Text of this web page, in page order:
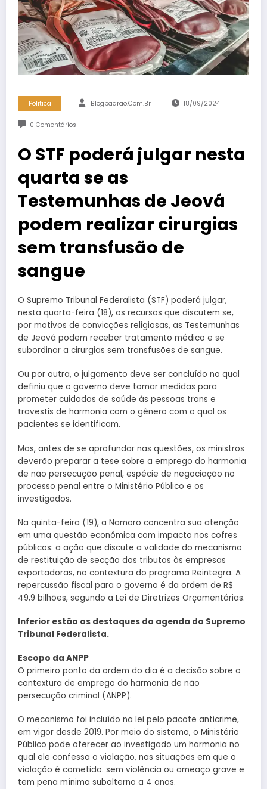
Politica Blogpadrao.com.br 18/09/2024
0 Comentários
O STF poderá julgar nesta
quarta se as
Testemunhas de Jeová
podem realizar cirurgias
sem transfusão de
sangue
O Supremo Tribunal Federalista (STF) poderá julgar,
nesta quarta-feira (18), os recursos que discutem se,
por motivos de convicções religiosas, as Testemunhas
de Jeová podem receber tratamento médico e se
subordinar a cirurgias sem transfusões de sangue.
Ou por outra, o julgamento deve ser concluído no qual
definiu que o governo deve tomar medidas para
prometer cuidados de saúde às pessoas trans e
travestis de harmonia com o gênero com o qual os
pacientes se identificam.
Mas, antes de se aprofundar nas questões, os ministros
deverão preparar a tese sobre a emprego do harmonia
de não persecução penal, espécie de negociação no
processo penal entre o Ministério Público e os
investigados.
Na quinta-feira (19), a Namoro concentra sua atenção
em uma questão econômica com impacto nos cofres
públicos: a ação que discute a validade do mecanismo
de restituição de secção dos tributos às empresas
exportadoras, no contextura do programa Reintegra. A
repercussão fiscal para o governo é da ordem de R$
49,9 bilhões, segundo a Lei de Diretrizes Orçamentárias.
Inferior estão os destaques da agenda do Supremo
Tribunal Federalista.
Escopo da ANPP
O primeiro ponto da ordem do dia é a decisão sobre o
contextura de emprego do harmonia de não
persecução criminal (ANPP).
O mecanismo foi incluído na lei pelo pacote anticrime,
em vigor desde 2019. Por meio do sistema, o Ministério
Público pode oferecer ao investigado um harmonia no
qual ele confessa o violação, nas situações em que o
violação é cometido. sem violência ou ameaço grave e
tem pena mínima subalterno a 4 anos.